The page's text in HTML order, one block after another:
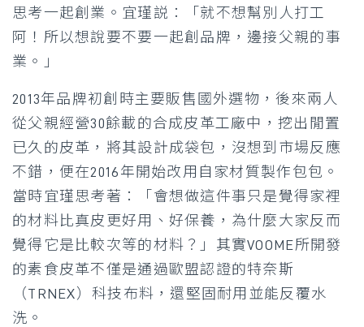
思考一起創業。宜瑾説：「就不想幫別人打工
阿！所以想說要不要一起創品牌，邊接父親的事
業。」
2013年品牌初創時主要販售國外選物，後來兩人
從父親經營30餘載的合成皮革工廠中，挖出閒置
已久的皮革，將其設計成袋包，沒想到市場反應
不錯，便在2016年開始改用自家材質製作包包。
當時宜瑾思考著：「會想做這件事只是覺得家裡
的材料比真皮更好用、好保養，為什麼大家反而
覺得它是比較次等的材料？」其實VOOME所開發
的素食皮革不僅是通過歐盟認證的特奈斯
（TRNEX）科技布料，還堅固耐用並能反覆水
洗。